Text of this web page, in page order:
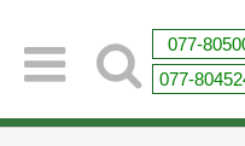
077-
077-